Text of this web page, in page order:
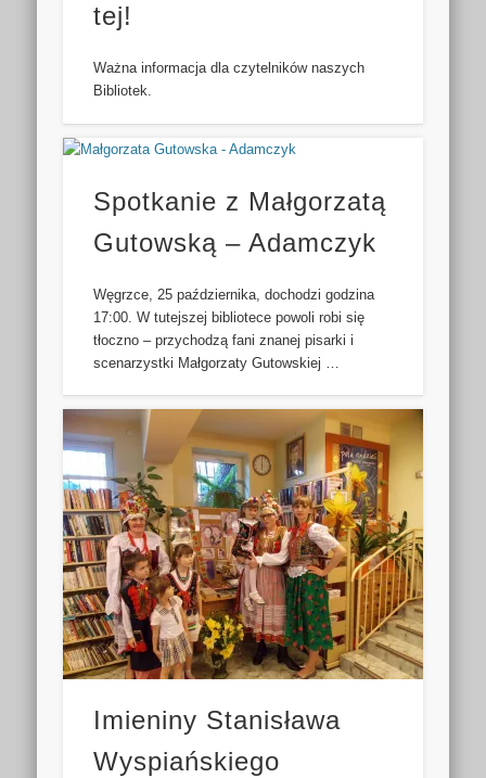
tej!
Ważna informacja dla czytelników naszych
Bibliotek.
Spotkanie z Małgorzatą
Gutowską – Adamczyk
Węgrzce, 25 października, dochodzi godzina
17:00. W tutejszej bibliotece powoli robi się
tłoczno – przychodzą fani znanej pisarki i
scenarzystki Małgorzaty Gutowskiej …
Imieniny Stanisława
Wyspiańskiego